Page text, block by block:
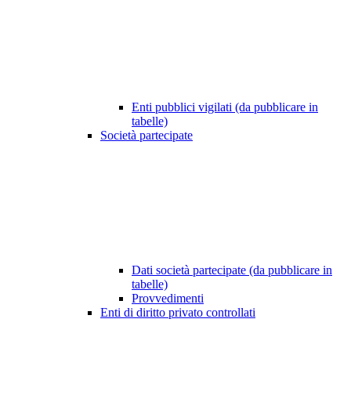
Enti pubblici vigilati (da pubblicare in
tabelle)
Società partecipate
Dati società partecipate (da pubblicare in
tabelle)
Provvedimenti
Enti di diritto privato controllati